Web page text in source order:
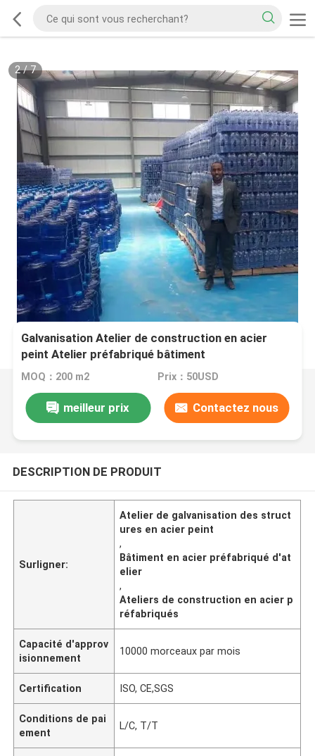
2/7
Galvanisation Atelier de construction en acier
peint Atelier préfabriqué bâtiment
MOQ：200 m2 Prix：50USD
meilleur prix Contactez nous
DESCRIPTION DE PRODUIT
Surligner:
Atelier de galvanisation des struct
ures en acier peint
,
Bâtiment en acier préfabriqué d'at
elier
,
Ateliers de construction en acier p
réfabriqués
Capacité d'approv
isionnement
10000 morceaux par mois
Certification ISO, CE,SGS
Conditions de pai
ement
L/C, T/T